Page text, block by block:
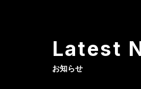
Latest
お知らせ